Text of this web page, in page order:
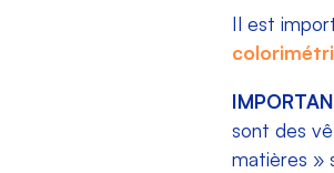
Il est
sont des
matières »